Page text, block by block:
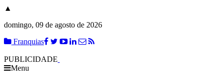
▲
domingo, 09 de agosto de 2026
Franquias
PUBLICIDADE
Menu